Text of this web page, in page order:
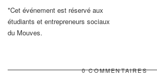
*Cet événement est réservé aux
étudiants et entrepreneurs sociaux
du Mouves.
0 COMMENTAIRES